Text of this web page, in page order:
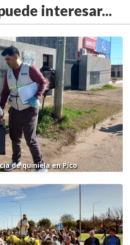
interesar...
de quiniela en Pico